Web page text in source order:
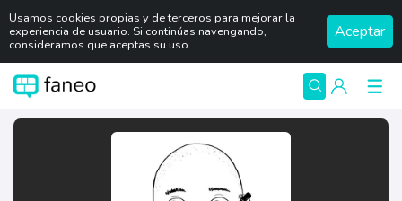
Usamos cookies propias y de terceros para mejorar la
experiencia de usuario. Si continúas navengando,
consideramos que aceptas su uso.
Aceptar